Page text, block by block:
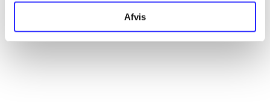
Afvis